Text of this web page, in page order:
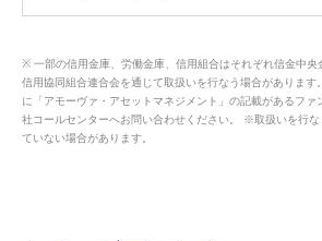
一部の信用金庫、労働金庫、信用組合はそれぞれ信金中央
信用協同組合連合会を通じて取扱いを行なう場合があります
に「アモーヴァ・アセットマネジメント」の記載があるファ
社コールセンターへお問い合わせください。 ※取扱いを行な
ていない場合があります。